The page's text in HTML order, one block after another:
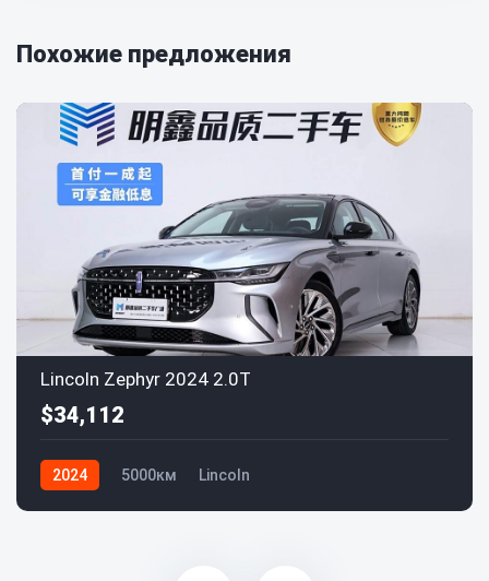
Похожие предложения
Lincoln Zephyr 2024 2.0T
$34,112
2024 5000км Lincoln